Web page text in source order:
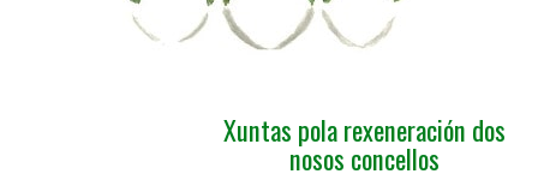
Xuntas pola rexeneración dos
nosos concellos